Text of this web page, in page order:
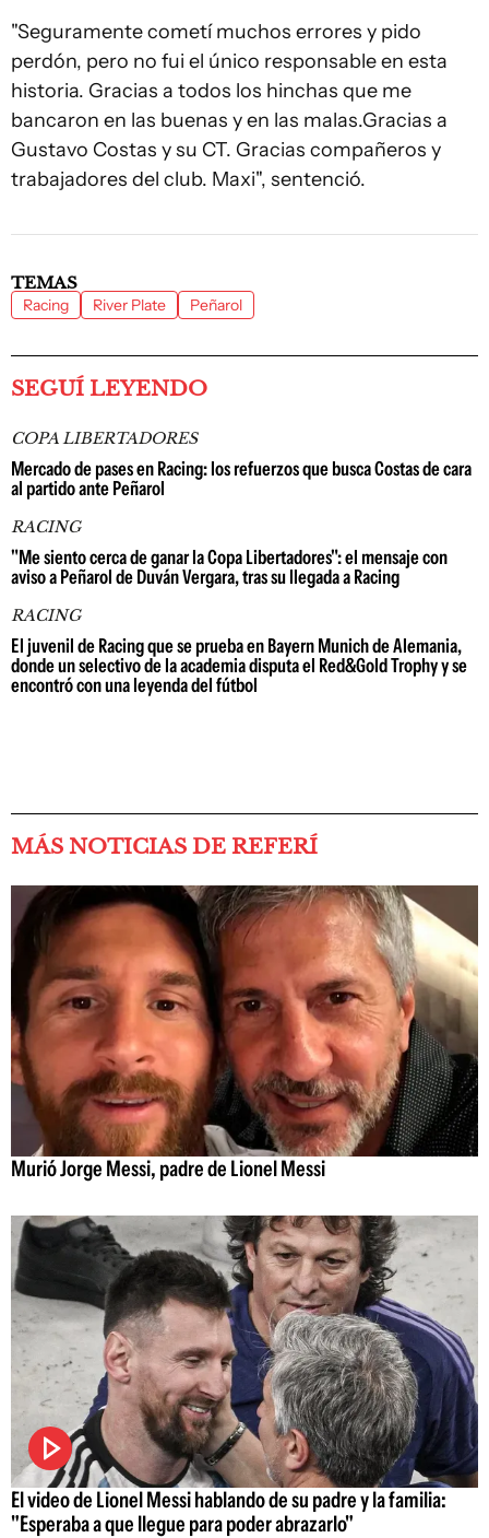
"Seguramente cometí muchos errores y pido
perdón, pero no fui el único responsable en esta
historia. Gracias a todos los hinchas que me
bancaron en las buenas y en las malas.Gracias a
Gustavo Costas y su CT. Gracias compañeros y
trabajadores del club. Maxi", sentenció.
TEMAS
Racing River Plate Peñarol
SEGUÍ LEYENDO
COPA LIBERTADORES
Mercado de pases en Racing: los refuerzos que busca Costas de cara
al partido ante Peñarol
RACING
"Me siento cerca de ganar la Copa Libertadores": el mensaje con
aviso a Peñarol de Duván Vergara, tras su llegada a Racing
RACING
El juvenil de Racing que se prueba en Bayern Munich de Alemania,
donde un selectivo de la academia disputa el Red&Gold Trophy y se
encontró con una leyenda del fútbol
MÁS NOTICIAS DE REFERÍ
Murió Jorge Messi, padre de Lionel Messi
El video de Lionel Messi hablando de su padre y la familia:
"Esperaba a que llegue para poder abrazarlo"